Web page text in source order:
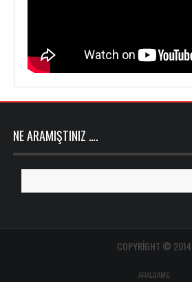
NE ARAMIŞTINIZ ….
for:
COPYRIGHT © 2014
ARALGAME